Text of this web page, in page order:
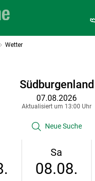
Wetter
Südburgenland
07.08.2026
Aktualisiert um 13:00 Uhr
Neue Suche
Sa
08.08.